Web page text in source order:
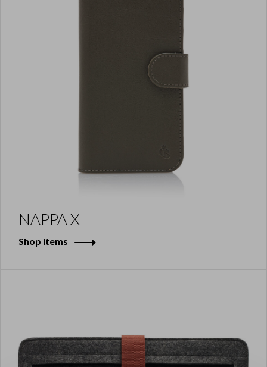
NAPPA X
Shop items